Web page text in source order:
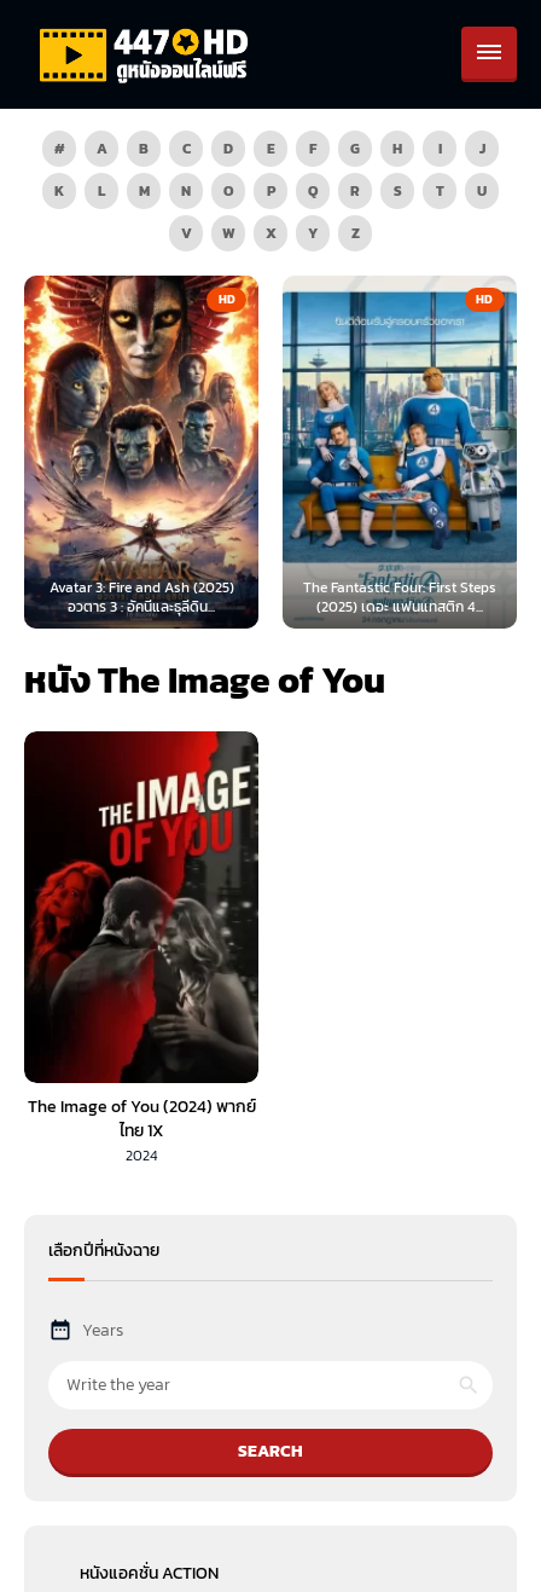
# A B C D E F G H I
J
K
L M N O P Q R S T
U
V
W X Y Z
HD
Avatar 3: Fire and Ash (2025)
อวตาร 3 : อัคนีและธุลีดิน...
HD
The Fantastic Four: First Steps
(2025) เดอะ แฟนแทสติก 4...
หนัง The Image of You
The Image of You (2024) พากย์
ไทย 1X
2024
เลือกปีที่หนังฉาย
Years
SEARCH
หนังแอคชั่น ACTION